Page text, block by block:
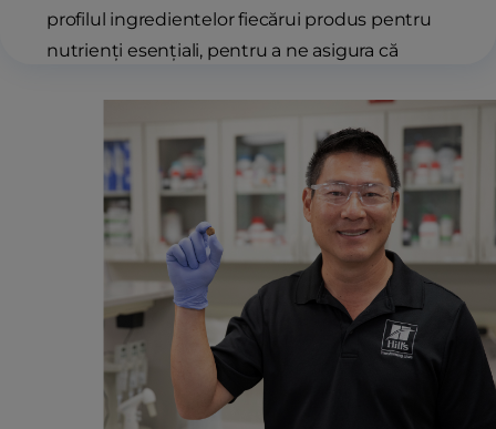
profilul ingredientelor fiecărui produs pentru
nutrienți esențiali, pentru a ne asigura că
formularea strictă și precisă de care are nevoie.